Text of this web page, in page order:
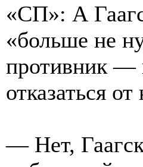
«СП»: А
«больше не
противник —
отказаться от
— Нет,